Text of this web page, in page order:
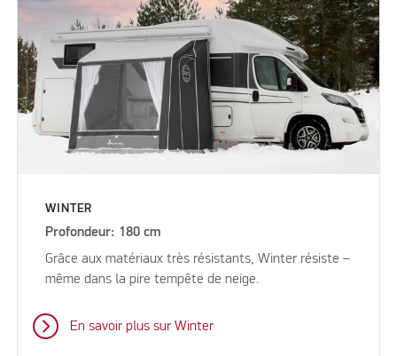
WINTER
Profondeur: 180 cm
Grâce aux matériaux très résistants, Winter résiste –
même dans la pire tempête de neige.
En savoir plus sur Winter